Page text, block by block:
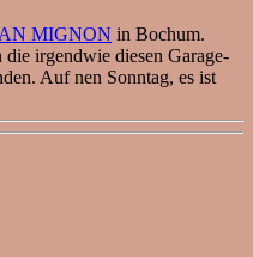
MIGNON in Bochum.
irgendwie diesen Garage-
Auf nen Sonntag, es ist